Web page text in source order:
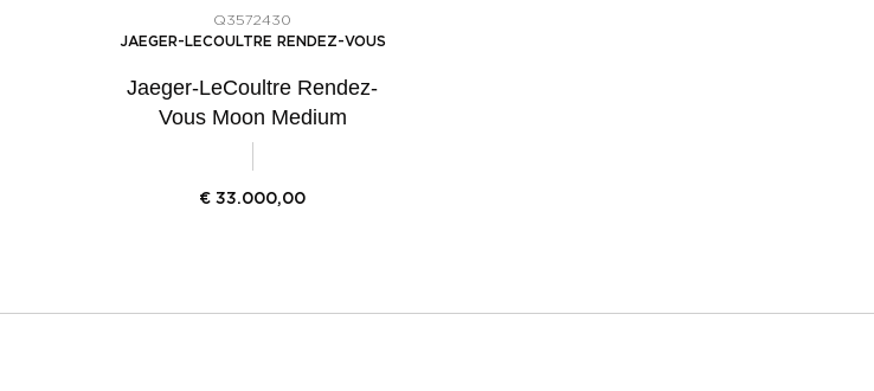
Q3572430
JAEGER-LECOULTRE RENDEZ-VOUS
Jaeger-LeCoultre Rendez-
Vous Moon Medium
€ 33.000,00